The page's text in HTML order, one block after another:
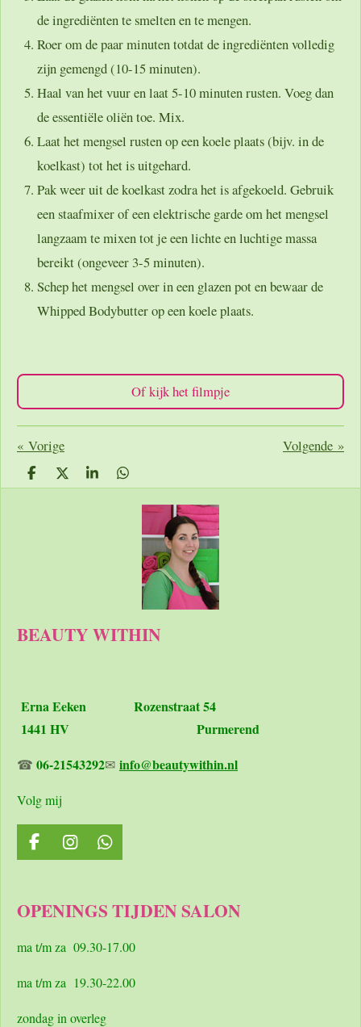
de ingrediënten te smelten en te mengen.
Roer om de paar minuten totdat de ingrediënten volledig
zijn gemengd (10-15 minuten).
Haal van het vuur en laat 5-10 minuten rusten. Voeg dan
de essentiële oliën toe. Mix.
Laat het mengsel rusten op een koele plaats (bijv. in de
koelkast) tot het is uitgehard.
Pak weer uit de koelkast zodra het is afgekoeld. Gebruik
een staafmixer of een elektrische garde om het mengsel
langzaam te mixen tot je een lichte en luchtige massa
bereikt (ongeveer 3-5 minuten).
Schep het mengsel over in een glazen pot en bewaar de
Whipped Bodybutter op een koele plaats.
Of kijk het filmpje
« Vorige Volgende »
D
e
D
e
S
h
D
e
BEAUTY WITHIN
Erna Eeken Rozenstraat 54
1441 HV Purmerend
☎ 06-21543292✉ info@beautywithin.nl
Volg mij
F
a
b
o
I
n
a
r
m
W
h
s
p
OPENINGS TIJDEN SALON
ma t/m za 09.30-17.00
ma t/m za 19.30-22.00
zondag in overleg